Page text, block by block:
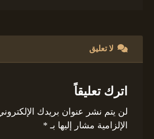
لا تعليق
اترك تعليقاً
لن يتم نشر عنوان بريدك
الإلزامية مشار إليها بـ *